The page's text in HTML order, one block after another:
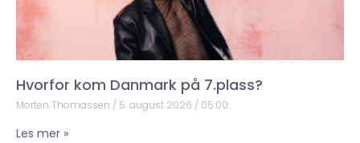
Hvorfor kom Danmark på 7.plass?
Morten Thomassen 5. august 2026 05:00
Les mer »